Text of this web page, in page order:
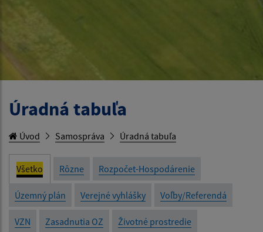
Úradná tabuľa
Úvod Samospráva Úradná tabuľa
Všetko Rôzne Rozpočet-Hospodárenie
Územný plán Verejné vyhlášky Voľby/Referendá
VZN Zasadnutia OZ Životné prostredie